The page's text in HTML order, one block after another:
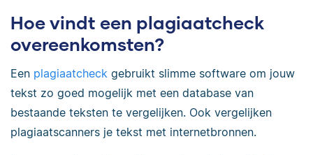
Hoe vindt een plagiaatcheck
overeenkomsten?
Een plagiaatcheck gebruikt slimme software om jouw
tekst zo goed mogelijk met een database van
bestaande teksten te vergelijken. Ook vergelijken
plagiaatscanners je tekst met internetbronnen.